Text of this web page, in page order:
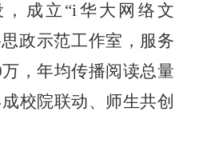
成立“i华大网络文
政示范工作室，服务
，年均传播阅读总量
校院联动、师生共创